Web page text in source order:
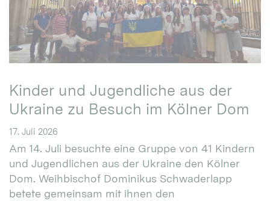
Kinder und Jugendliche aus der
Ukraine zu Besuch im Kölner Dom
17. Juli 2026
Am 14. Juli besuchte eine Gruppe von 41 Kindern
und Jugendlichen aus der Ukraine den Kölner
Dom. Weihbischof Dominikus Schwaderlapp
betete gemeinsam mit ihnen den